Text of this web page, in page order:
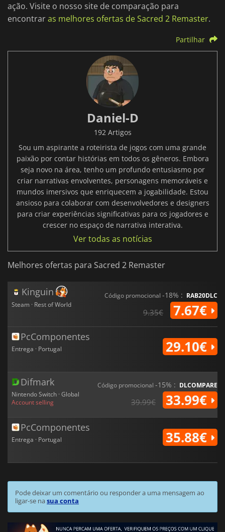
ação. Visite o nosso site de comparação para
encontraras melhores ofertas de Sacred 2 Remaster.
Partilhar
Daniel-D
192 Artigos
Sou um aspirante a roteirista de jogos com uma grande
paixão por contar histórias em todos os gêneros. Embora
seja novo na área, tenho um profundo entusiasmo por
criar narrativas envolventes, personagens memoráveis e
mundos imersivos que enriquecem a jogabilidade. Estou
ansioso para colaborar com desenvolvedores e designers
para criar experiências significativas para os jogadores e
crescer no espaço de narrativa interativa.
Ver todas as notícias
Melhores ofertas para Sacred 2 Remaster
Kinguin
Steam · Rest of World
Código promocional -18% : RAB20DLC
9.35€ 7.67€
PcComponentes
Entrega · Portugal 29.10€
Difmark
Nintendo Switch · Global
Account selling
Código promocional -15% : DLCOMPARE
39.99€ 33.99€
PcComponentes
Entrega · Portugal 35.88€
Pode deixar um comentário ou responder a uma mensagem ao
ligar-se nasua conta